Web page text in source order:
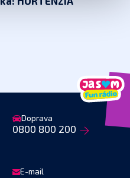
Doprava
0800 800 200
E-mail